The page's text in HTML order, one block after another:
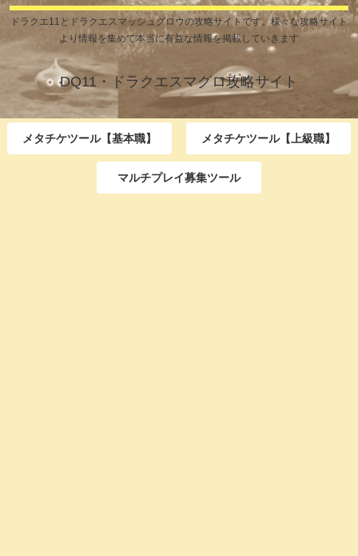
ドラクエ11とドラクエスマッシュグロウの攻略サイトです。様々な攻略サイト
より情報を集めて本当に有益な情報を掲載していきます
DQ11・ドラクエスマグロ攻略サイト
メタチケツール【基本職】 メタチケツール【上級職】
マルチプレイ募集ツール